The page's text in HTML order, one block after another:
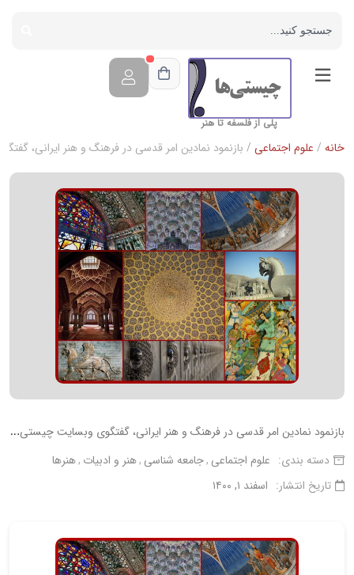
پلی از فلسفه تا هنر
خانه / علوم اجتماعی / بازنمود نمادین امر قدسی در فرهنگ و هنر ایرانی،
ب
ازنمود نمادین امر قدسی در فرهنگ و هنر ایرانی، گفتگوی وبسایت چیستی ها با دکتر بیژن عبدالکریمی
دسته بندی: علوم اجتماعی جامعه شناسی هنر و ادبیات هنرها
تاریخ انتشار: اسفند ۱, ۱۴۰۰